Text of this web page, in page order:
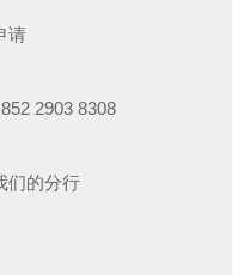
请
2903 8308
们的分行